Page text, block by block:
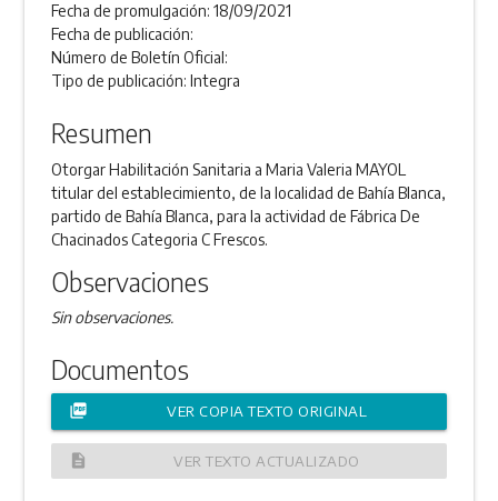
Fecha de promulgación:18/09/2021
Fecha de publicación:
Número de Boletín Oficial:
Tipo de publicación:Integra
Resumen
Otorgar Habilitación Sanitaria a Maria Valeria MAYOL
titular del establecimiento, de la localidad de Bahía Blanca,
partido de Bahía Blanca, para la actividad de Fábrica De
Chacinados Categoria C Frescos.
Observaciones
Sin observaciones.
Documentos
picture_as_pdf VER COPIA TEXTO ORIGINAL
description VER TEXTO ACTUALIZADO